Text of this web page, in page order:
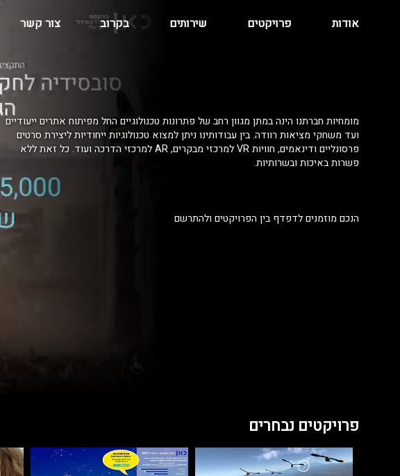
אודות פרויקטים שירותים בקרוב צור קשר
מומחיות חברתנו הינה במתן מגוון רחב של פתרונות טכנולוגיים החל מפיתוח אתרים ייעודיים
ועד משחקי מציאות רוודה. בין עבודותינו ניתן למצוא טכנולוגיות ייחודיות ליצירת סרטים
פרסונליים ודינאמים, חוויות VR למרכזי מבקרים, AR למרכזי הדרכה ועוד. כל זאת ללא
פשרות באיכות ובשרותיות.
הנכם מוזמנים לדפדף בין הפרויקטים ולהתרשם
פרויקטים נבחרים